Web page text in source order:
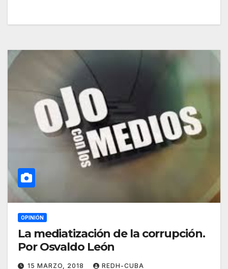
OPINIÓN
La mediatización de la corrupción.
Por Osvaldo León
15 MARZO, 2018 REDH-CUBA